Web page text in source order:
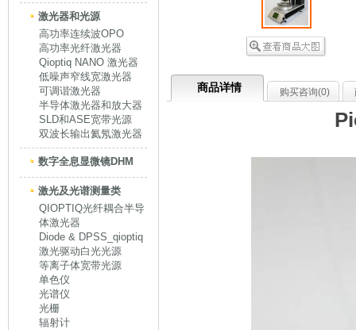
激光器和光源
高功率连续波OPO
高功率光纤激光器
Qioptiq NANO 激光器
低噪声窄线宽激光器
可调谐激光器
半导体激光器和放大器
SLD和ASE宽带光源
双波长输出氦氖激光器
数字全息显微镜DHM
激光及光谱测量类
QIOPTIQ光纤耦合半导
体激光器
Diode & DPSS_qioptiq
激光驱动白光光源
等离子体宽带光源
单色仪
光谱仪
光栅
辐射计
商品详情 购买咨询(0)